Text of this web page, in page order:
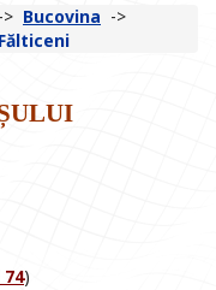
-> Bucovina ->
Fălticeni
)